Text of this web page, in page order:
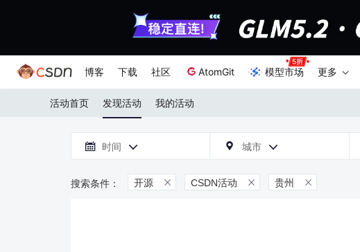
博客 下载 社区 AtomGit 模型市场 更多
活动首页 发现活动 我的活动
 时间   城市 
开源  CSDN活动  贵州 